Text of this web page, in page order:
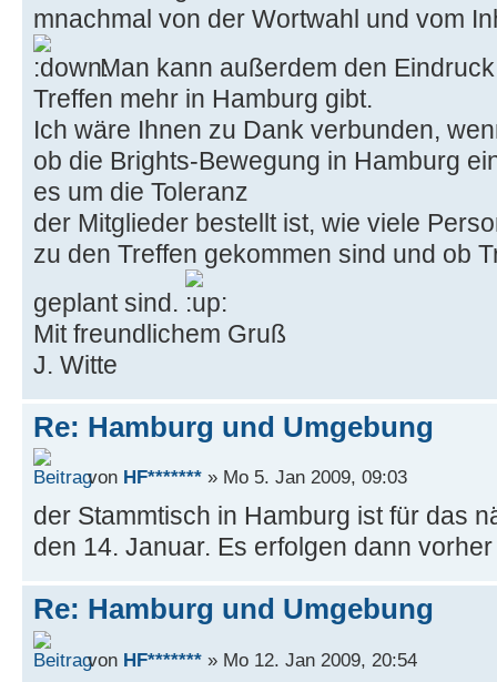
mnachmal von der Wortwahl und vom
Man kann außerdem den
Treffen mehr in Hamburg gibt.
Ich wäre Ihnen zu Dank verbunden,
ob die Brights-Bewegung in Hamburg
es um die Toleranz
der Mitglieder bestellt ist, wie viele
zu den Treffen gekommen sind und ob
geplant sind.
Mit freundlichem Gruß
J. Witte
Re: Hamburg und Umgebung
von HF******* » Mo 5. Jan 2009, 09:03
der Stammtisch in Hamburg ist für das
den 14. Januar. Es erfolgen dann
Re: Hamburg und Umgebung
von HF******* » Mo 12. Jan 2009, 20:54